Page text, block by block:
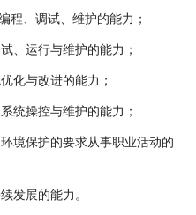
程、调试、维护的能力；
、运行与维护的能力；
化与改进的能力；
统操控与维护的能力；
境保护的要求从事职业活动的
发展的能力。